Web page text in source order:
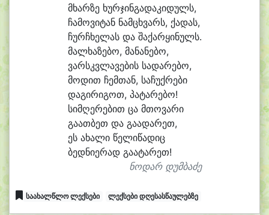
მხარზე ხურჯინგადაკიდულს,
ჩამოვიტან ნამცხვარს, ქადას,
ჩურჩხელას და შაქარყინულს.
მალხაზებო, მანანებო,
ვარსკვლავების სადარებო,
მოდით ჩემთან, საჩუქრები
დაგირიგოთ, პატარებო!
სიმღერებით ცა მთოვარი
გაათბეთ და გაადარეთ,
ეს ახალი წელიწადიც
ბედნიერად გაატარეთ!
ნოდარ დუმბაძე
საახალწლო ლექსები ლექსები დღესასწაულებზე